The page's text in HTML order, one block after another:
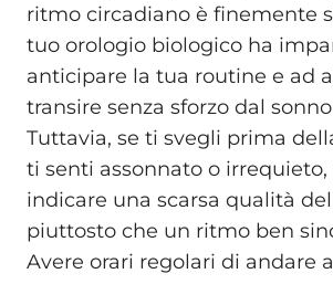
ritmo circadiano è finemente
tuo orologio biologico ha
anticipare la tua routine e ad
transire senza sforzo dal
Tuttavia, se ti svegli prima
ti senti assonnato o
indicare una scarsa qualità
piuttosto che un ritmo ben
Avere orari regolari di andare